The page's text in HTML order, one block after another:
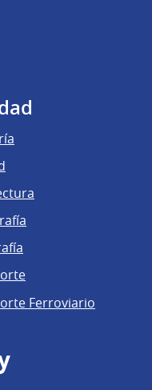
Ferroviario